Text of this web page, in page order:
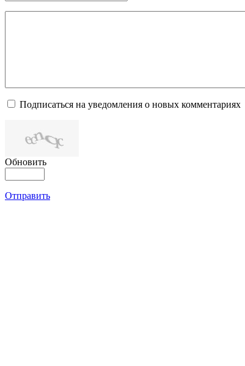
Подписаться на уведомления о новых комментариях
Обновить
Отправить